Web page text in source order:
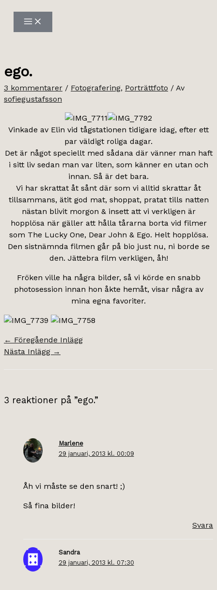
innehåll
ego.
3 kommentarer / Fotografering, Porträttfoto / Av
sofiegustafsson
Vinkade av Elin vid tågstationen tidigare idag, efter ett
par väldigt roliga dagar.
Det är något speciellt med sådana där vänner man haft
i sitt liv sedan man var liten, som känner en utan och
innan. Så är det bara.
Vi har skrattat åt sånt där som vi alltid skrattar åt
tillsammans, ätit god mat, shoppat, pratat tills natten
nästan blivit morgon & insett att vi verkligen är
hopplösa när gäller att hålla tårarna borta vid filmer
som The Lucky One, Dear John & Ego. Helt hopplösa.
Den sistnämnda filmen går på bio just nu, ni borde se
den. Jättebra film verkligen, åh!
Fröken ville ha några bilder, så vi körde en snabb
photosession innan hon åkte hemåt, visar några av
mina egna favoriter.
← Föregående Inlägg
Nästa Inlägg →
3 reaktioner på ”ego.”
Marlene
29 januari, 2013 kl. 00:09
Åh vi måste se den snart! ;)
Så fina bilder!
Svara
Sandra
29 januari, 2013 kl. 07:30